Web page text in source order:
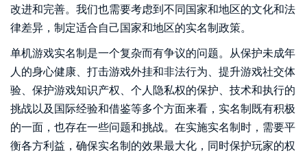
改进和完善。我们也需要考虑到不同国家和地区的文化和法
律差异，制定适合自己国家和地区的实名制政策。
单机游戏实名制是一个复杂而有争议的问题。从保护未成年
人的身心健康、打击游戏外挂和非法行为、提升游戏社交体
验、保护游戏知识产权、个人隐私权的保护、技术和执行的
挑战以及国际经验和借鉴等多个方面来看，实名制既有积极
的一面，也存在一些问题和挑战。在实施实名制时，需要平
衡各方利益，确保实名制的效果最大化，同时保护玩家的权